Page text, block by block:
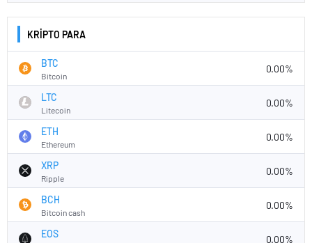
KRİPTO PARA
BTC
Bitcoin
0.00%
LTC
Litecoin
0.00%
ETH
Ethereum
0.00%
XRP
Ripple
0.00%
BCH
Bitcoin cash
0.00%
EOS 0.00%